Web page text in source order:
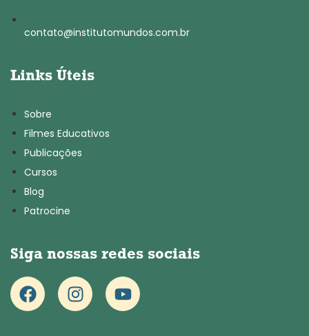
contato@institutomundos.com.br
Links Úteis
Sobre
Filmes Educativos
Publicações
Cursos
Blog
Patrocine
Siga nossas redes sociais